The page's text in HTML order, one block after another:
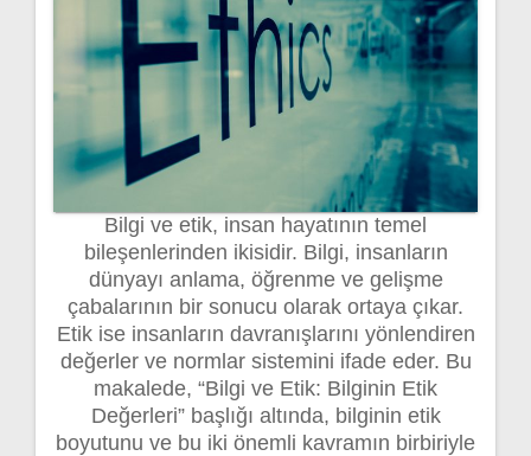
Bilgi ve etik, insan hayatının temel
bileşenlerinden ikisidir. Bilgi, insanların
dünyayı anlama, öğrenme ve gelişme
çabalarının bir sonucu olarak ortaya çıkar.
Etik ise insanların davranışlarını yönlendiren
değerler ve normlar sistemini ifade eder. Bu
makalede, “Bilgi ve Etik: Bilginin Etik
Değerleri” başlığı altında, bilginin etik
boyutunu ve bu iki önemli kavramın birbiriyle